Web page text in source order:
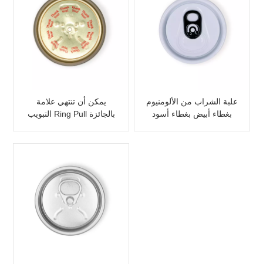
يمكن أن تنتهي علامة
التبويب Ring Pull بالجائزة
علبة الشراب من الألومنيوم
بغطاء أبيض بغطاء أسود